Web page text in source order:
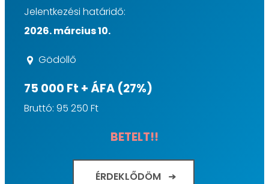
Jelentkezési határidő:
2026. március 10.
Gödöllő
75 000 Ft + ÁFA (27%)
Bruttó: 95 250 Ft
BETELT!!
ÉRDEKLŐDÖM